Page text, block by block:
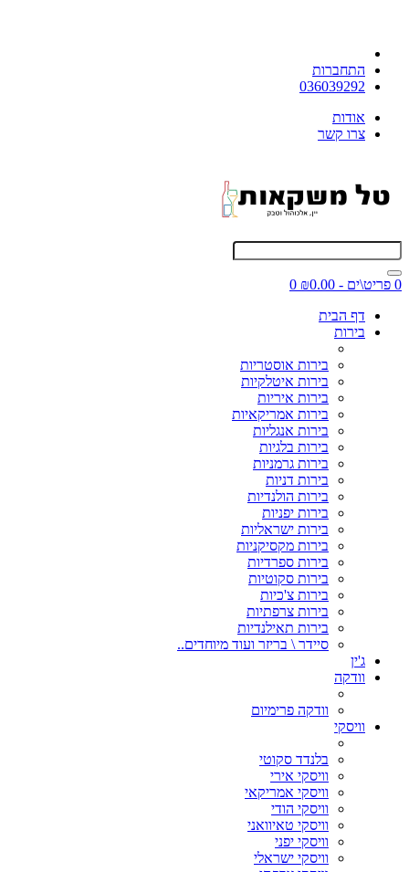
התחברות
036039292
אודות
צרו קשר
0 פריט\ים - ₪0.00
0
דף הבית
בירות
בירות אוסטריות
בירות איטלקיות
בירות איריות
בירות אמריקאיות
בירות אנגליות
בירות בלגיות
בירות גרמניות
בירות דניות
בירות הולנדיות
בירות יפניות
בירות ישראליות
בירות מקסיקניות
בירות ספרדיות
בירות סקוטיות
בירות צ'כיות
בירות צרפתיות
בירות תאילנדיות
סיידר \ בריזר ועוד מיוחדים..
ג'ין
וודקה
וודקה פרימיום
וויסקי
בלנדד סקוטי
וויסקי אירי
וויסקי אמריקאי
וויסקי הודי
וויסקי טאיוואני
וויסקי יפני
וויסקי ישראלי